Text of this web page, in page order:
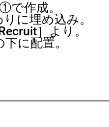
で作成。
に埋め込み。
］より。
に配置。